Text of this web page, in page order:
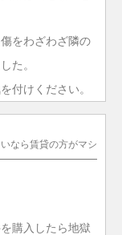
をわざわざ隣の
た。
付けください。
なら賃貸の方がマシ
購入したら地獄